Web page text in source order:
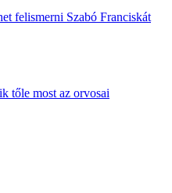
felismerni Szabó Franciskát
tőle most az orvosai